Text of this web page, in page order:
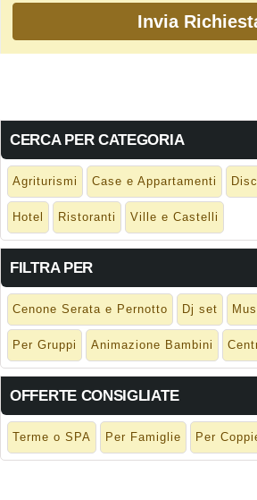
CERCA PER CATEGORIA
Agriturismi Case e Appartamenti
Hotel Ristoranti Ville e Castelli
FILTRA PER
Cenone Serata e Pernotto Dj set
Per Gruppi Animazione Bambini
OFFERTE CONSIGLIATE
Terme o SPA Per Famiglie Per